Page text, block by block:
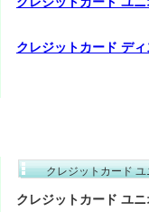
クレジットカード デ
クレジットカード ユ
クレジットカード ユ